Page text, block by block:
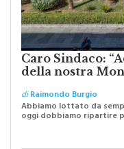
Caro Sindaco:
della nostra
diRaimondo Burgio
Abbiamo lottato da
oggi dobbiamo ripartire